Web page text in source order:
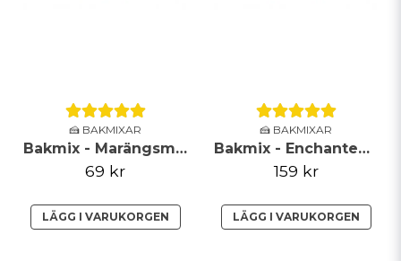
🍰 BAKMIXAR
Bakmix - Marängsmörkräm
69 kr
LÄGG I VARUKORGEN
🍰 BAKMIXAR
Bakmix - Enchanted Cream - 900g
159 kr
LÄGG I VARUKORGEN